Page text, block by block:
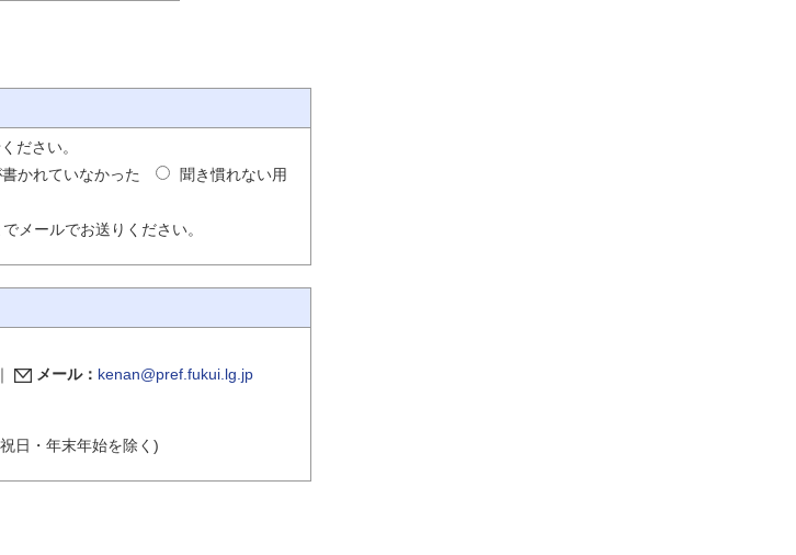
ださい。
かれていなかった
聞き慣れない用
でメールでお送りください。
｜ メール： kenan@pref.fukui.lg.jp
日・年末年始を除く)